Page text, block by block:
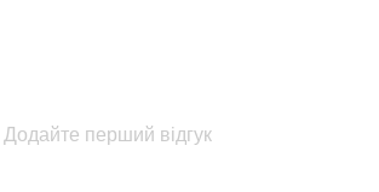
Додайте перший відгук